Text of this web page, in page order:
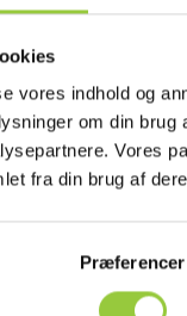
vores indhold og
om din
Vores
fra din brug af
Præferencer